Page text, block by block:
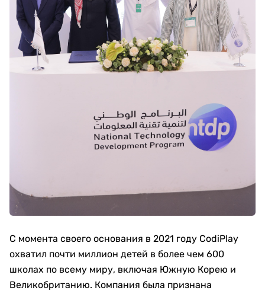
С момента своего основания в 2021 году CodiPlay
охватил почти миллион детей в более чем 600
школах по всему миру, включая Южную Корею и
Великобританию. Компания была признана